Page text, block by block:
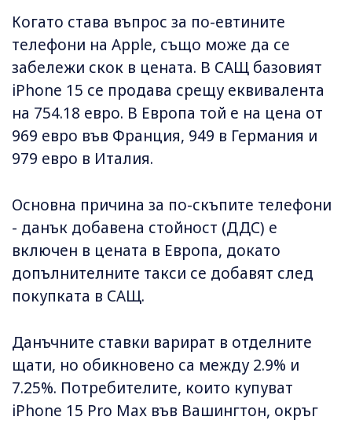
Когато става въпрос за по-евтините
телефони на Apple, също може да се
забележи скок в цената. В САЩ базовият
iPhone 15 се продава срещу еквивалента
на 754.18 евро. В Европа той е на цена от
969 евро във Франция, 949 в Германия и
979 евро в Италия.
Основна причина за по-скъпите телефони
- данък добавена стойност (ДДС) е
включен в цената в Европа, докато
допълнителните такси се добавят след
покупката в САЩ.
Данъчните ставки варират в отделните
щати, но обикновено са между 2.9% и
7.25%. Потребителите, които купуват
iPhone 15 Pro Max във Вашингтон, окръг